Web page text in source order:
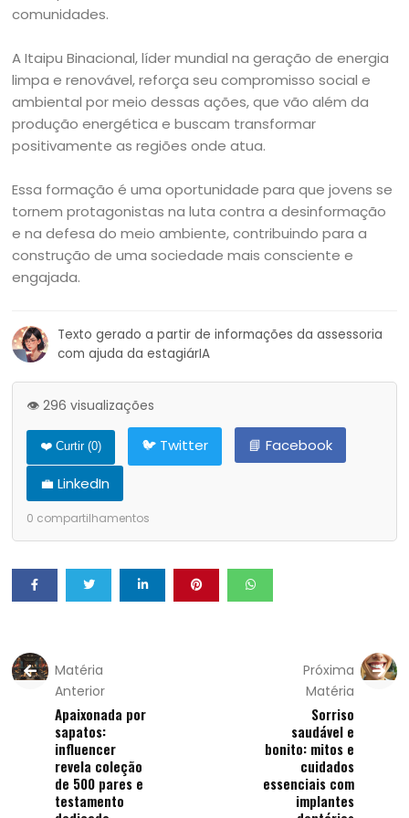
comunidades.
A Itaipu Binacional, líder mundial na geração de energia
limpa e renovável, reforça seu compromisso social e
ambiental por meio dessas ações, que vão além da
produção energética e buscam transformar
positivamente as regiões onde atua.
Essa formação é uma oportunidade para que jovens se
tornem protagonistas na luta contra a desinformação
e na defesa do meio ambiente, contribuindo para a
construção de uma sociedade mais consciente e
engajada.
Texto gerado a partir de informações da assessoria
com ajuda da estagiárIA
👁️ 296 visualizações
❤️ Curtir (0) 🐦 Twitter
📘 Facebook
💼 LinkedIn
0 compartilhamentos
Matéria
Anterior
Apaixonada por
sapatos:
influencer
revela coleção
de 500 pares e
testamento
Próxima
Matéria
Sorriso
saudável e
bonito: mitos e
cuidados
essenciais com
implantes